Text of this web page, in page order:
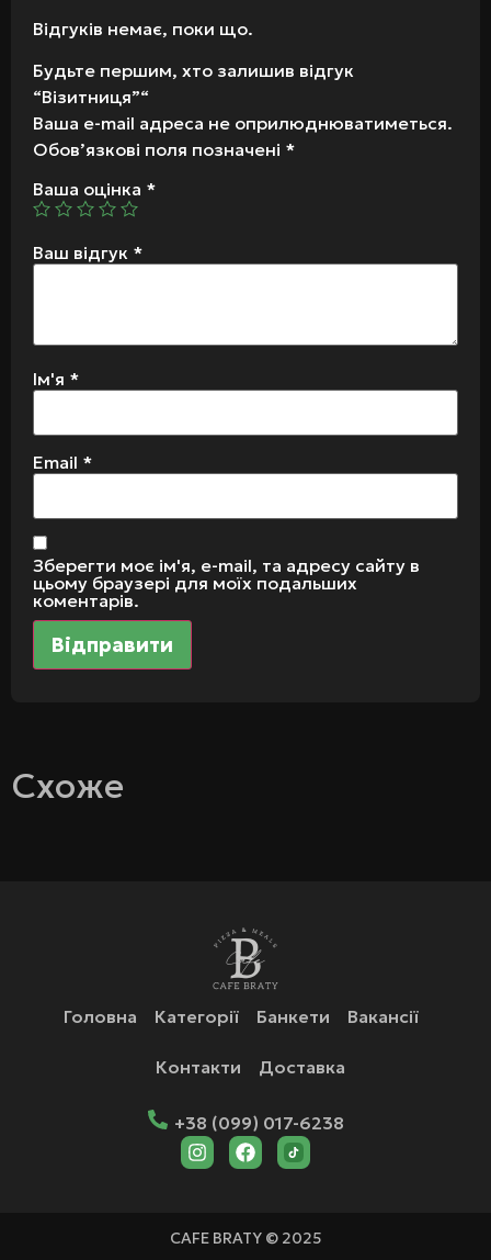
Відгуків немає, поки що.
Будьте першим, хто залишив відгук
“Візитниця”“
Ваша e-mail адреса не оприлюднюватиметься.
Обов’язкові поля позначені *
Ваша оцінка *
Ваш відгук *
Ім'я *
Email *
Зберегти моє ім'я, e-mail, та адресу сайту в
цьому браузері для моїх подальших
коментарів.
Схоже
Головна Категорії Банкети Вакансії
Контакти Доставка
+38 (099) 017-6238
CAFE BRATY © 2025